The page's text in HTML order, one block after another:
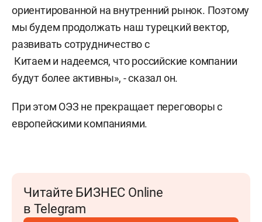
ориентированной на внутренний рынок. Поэтому
мы будем продолжать наш турецкий вектор,
развивать сотрудничество с
Китаем и надеемся, что российские компании
будут более активны», - сказал он.
При этом ОЭЗ не прекращает переговоры с
европейскими компаниями.
Читайте БИЗНЕС Online
в Telegram